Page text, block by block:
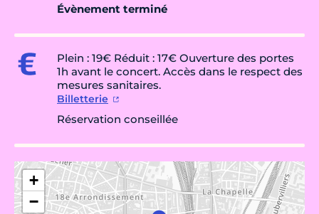
Évènement terminé
Plein : 19€ Réduit : 17€ Ouverture des portes
1h avant le concert. Accès dans le respect des
mesures sanitaires.
Billetterie
Réservation conseillée
+
−